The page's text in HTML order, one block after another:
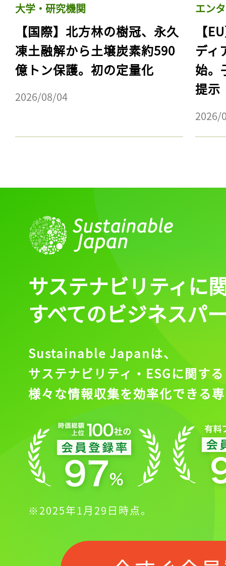
大学・研究機関
【国際】北方林の樹冠、永久
凍土融解から土壌炭素約590
億トン保護。初の定量化
2026/08/04
エン
【
ディ
始。
提示
2026/
記事をお気に入りに
ログインが必
ログイン
会員登録
サステナビリティに
すべてのビジネスパ
Sustainable Japanは、
サステナビリティ・ESGに関する
様々な情報収集を効率化できる
※2025年1月29日時点。